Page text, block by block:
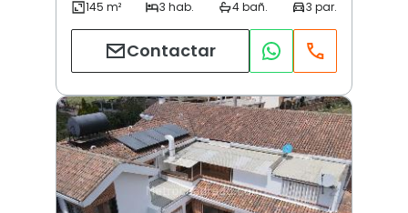
Contactar